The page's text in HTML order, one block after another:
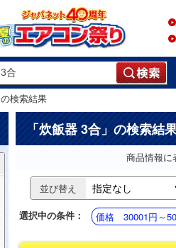
の検索結果
「炊飯器 3合」の検索結
商品情報に
並び替え
選択中の条件： 価格 30001円～